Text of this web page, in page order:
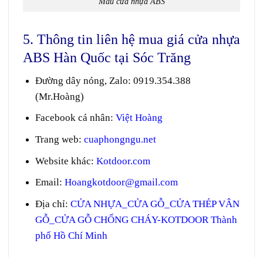
5. Thông tin liên hệ mua giá cửa nhựa
ABS Hàn Quốc tại Sóc Trăng
Đường dây nóng, Zalo: 0919.354.388
(Mr.Hoàng)
Facebook cá nhân: Việt Hoàng
Trang web: cuaphongngu.net
Website khác: Kotdoor.com
Email: Hoangkotdoor@gmail.com
Địa chỉ: CỬA NHỰA_CỬA GỖ_CỬA THÉP VÂN
GỖ_CỬA GỖ CHỐNG CHÁY-KOTDOOR Thành
phố Hồ Chí Minh